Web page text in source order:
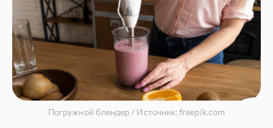
Погружной блендер / Источник: freepik.com